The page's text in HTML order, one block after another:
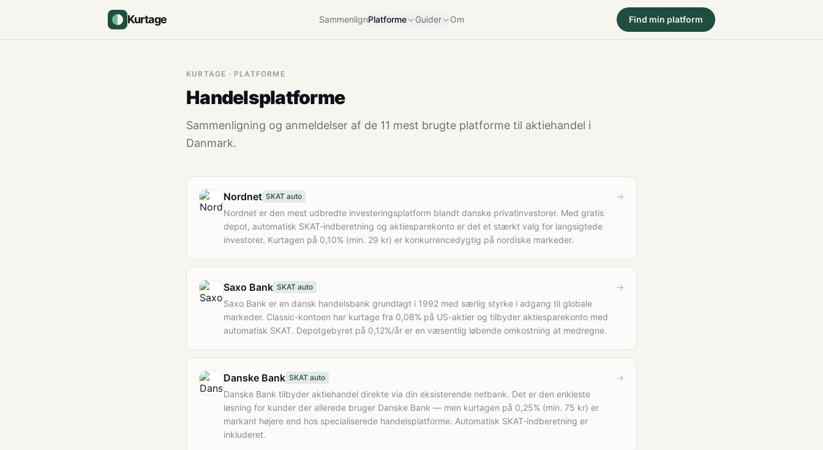
Kurtage SammenlignPlatforme Guider Om Find min platform
KURTAGE · PLATFORME
Handelsplatforme
Sammenligning og anmeldelser af de 11 mest brugte platforme til aktiehandel i
Danmark.
Nordnet SKAT auto
Nordnet er den mest udbredte investeringsplatform blandt danske privatinvestorer. Med gratis
depot, automatisk SKAT-indberetning og aktiesparekonto er det et stærkt valg for langsigtede
investorer. Kurtagen på 0,10% (min. 29 kr) er konkurrencedygtig på nordiske markeder.
→
Saxo Bank SKAT auto
Saxo Bank er en dansk handelsbank grundlagt i 1992 med særlig styrke i adgang til globale
markeder. Classic-kontoen har kurtage fra 0,08% på US-aktier og tilbyder aktiesparekonto med
automatisk SKAT. Depotgebyret på 0,12%/år er en væsentlig løbende omkostning at medregne.
→
Danske Bank SKAT auto
Danske Bank tilbyder aktiehandel direkte via din eksisterende netbank. Det er den enkleste
løsning for kunder der allerede bruger Danske Bank — men kurtagen på 0,25% (min. 75 kr) er
markant højere end hos specialiserede handelsplatforme. Automatisk SKAT-indberetning er
inkluderet.
→